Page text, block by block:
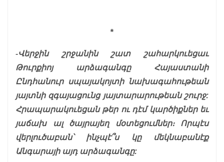
*
-Վերջին շրջանին շատ շահարկուեցաւ
Թուրքիոյ արձագանգը Հայաստանի
Ընդհանուր սպայակոյտի նախագահութեան
յայտնի զգայացունց յայտարարութեան շուրջ:
Հրապարակուեցան թեր ու դէմ կարծիքներ եւ
յաճախ ալ ծայրայեղ մօտեցումներ։ Որպէս
վերլուծաբան՝ ինչպէ՞ս կը մեկնաբանէք
Անգարայի այդ արձագանգը: